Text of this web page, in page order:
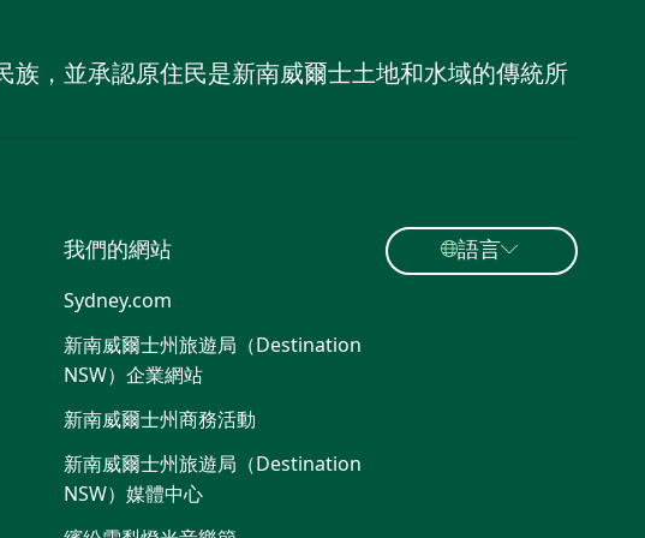
，並承認原住民是新南威爾士土地和水域的傳統所
我們的網站
Sydney.com
新南威爾士州旅遊局（Destination
NSW）企業網站
新南威爾士州商務活動
新南威爾士州旅遊局（Destination
NSW）媒體中心
語言